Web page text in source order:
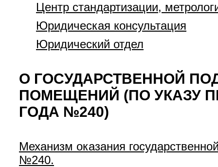
Центр стандартизации,
Юридическая консультация
Юридический отдел
О ГОСУДАРСТВЕННОЙ
ПОМЕЩЕНИЙ (ПО УКАЗУ
ГОДА №240)
Механизм оказания
№240.